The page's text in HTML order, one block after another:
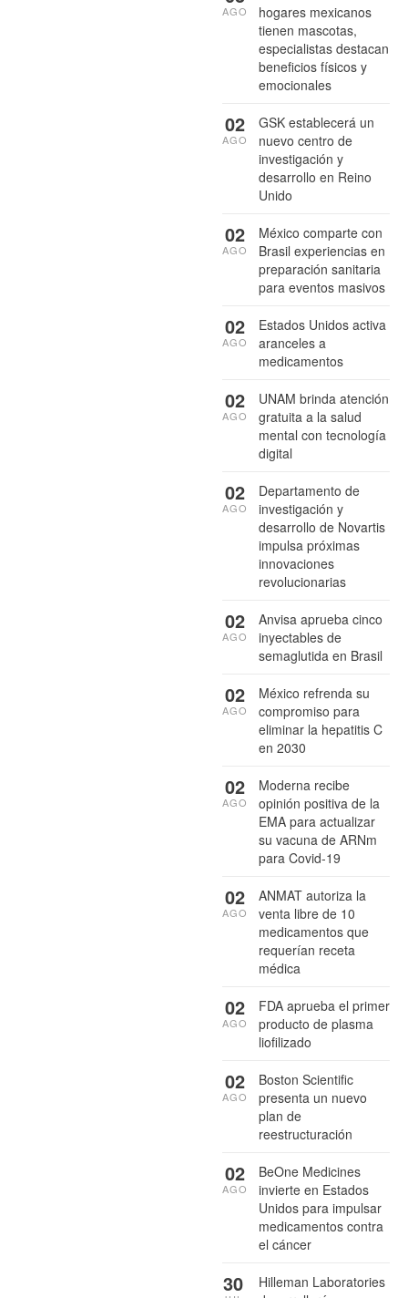
hogares mexicanos
tienen mascotas,
especialistas destacan
beneficios físicos y
emocionales
AGO
GSK establecerá un
nuevo centro de
investigación y
desarrollo en Reino
Unido
02
AGO
México comparte con
Brasil experiencias en
preparación sanitaria
para eventos masivos
02
AGO
Estados Unidos activa
aranceles a
medicamentos
02
AGO
UNAM brinda atención
gratuita a la salud
mental con tecnología
digital
02
AGO
Departamento de
investigación y
desarrollo de Novartis
impulsa próximas
innovaciones
revolucionarias
02
AGO
Anvisa aprueba cinco
inyectables de
semaglutida en Brasil
02
AGO
México refrenda su
compromiso para
eliminar la hepatitis C
en 2030
02
AGO
Moderna recibe
opinión positiva de la
EMA para actualizar
su vacuna de ARNm
para Covid-19
02
AGO
ANMAT autoriza la
venta libre de 10
medicamentos que
requerían receta
médica
02
AGO
FDA aprueba el primer
producto de plasma
liofilizado
02
AGO
Boston Scientific
presenta un nuevo
plan de
reestructuración
02
AGO
BeOne Medicines
invierte en Estados
Unidos para impulsar
medicamentos contra
el cáncer
02
AGO
Hilleman Laboratories
30